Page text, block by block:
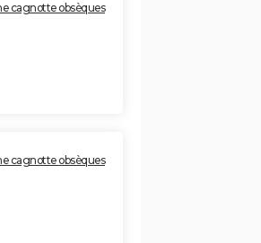
cagnotte obsèques
cagnotte obsèques